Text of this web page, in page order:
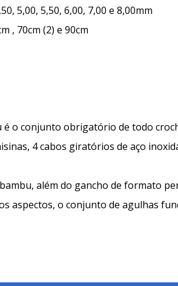
5,00, 5,50, 6,00, 7,00 e 8,00mm
, 70cm (2) e 90cm
o conjunto obrigatório de todo
4 cabos giratórios de aço
além do gancho de formato
aspectos, o conjunto de agulhas